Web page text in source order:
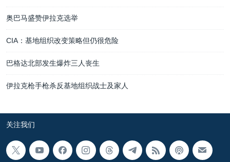
奥巴马盛赞伊拉克选举
CIA：基地组织改变策略但仍很危险
巴格达北部发生爆炸三人丧生
伊拉克枪手枪杀反基地组织战士及家人
关注我们